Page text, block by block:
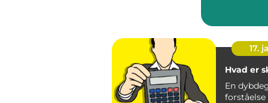
17.
Hvad er
En
forståelse